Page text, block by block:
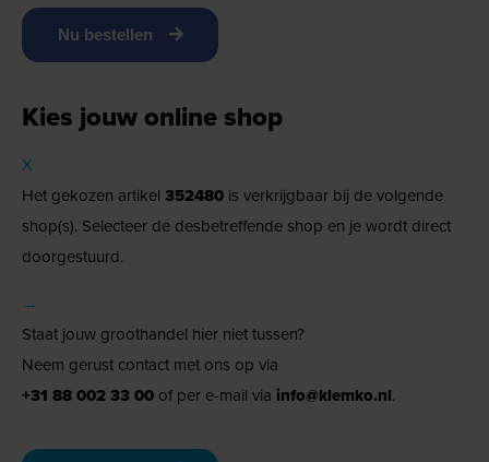
Nu bestellen
Kies jouw online shop
X
Het gekozen artikel 352480 is verkrijgbaar bij de volgende
shop(s). Selecteer de desbetreffende shop en je wordt direct
doorgestuurd.
→
Staat jouw groothandel hier niet tussen?
Neem gerust contact met ons op via
+31 88 002 33 00 of per e-mail via info@klemko.nl.